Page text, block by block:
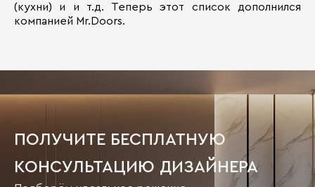
(кухни) и и т.д. Теперь этот список дополнился
компанией Mr.Doors.
ПОЛУЧИТЕ БЕСПЛАТНУЮ
КОНСУЛЬТАЦИЮ ДИЗАЙНЕРА